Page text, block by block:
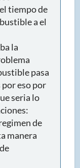
tiempo de
a el
la
pasa
eso por
seria lo
de
manera